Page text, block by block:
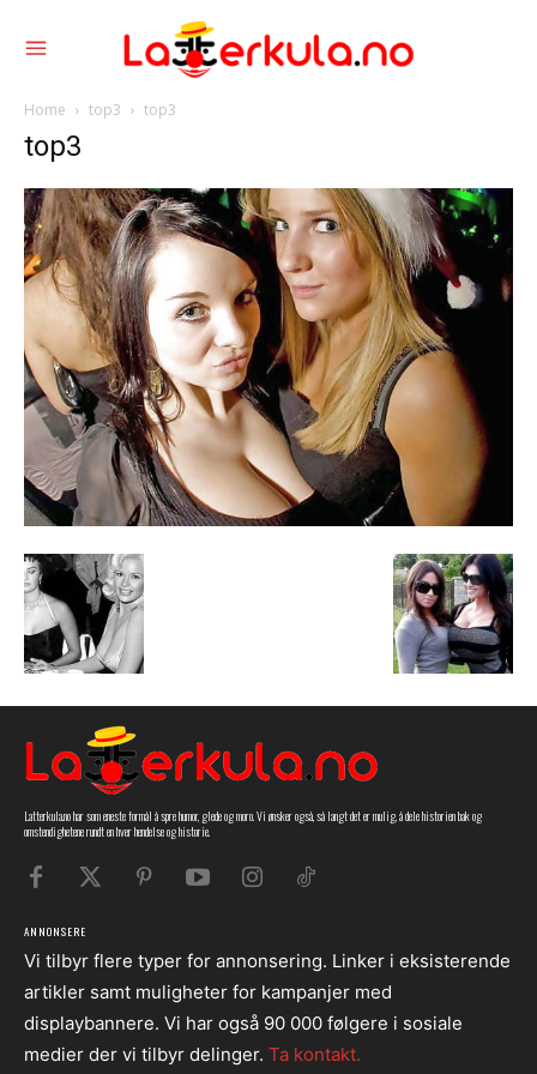
Home top3 top3
top3
Latterkula.no har som eneste formål å spre humor, glede og moro. Vi ønsker også, så langt det er mulig, å dele historien bak og
omstendighetene rundt en hver hendelse og historie.
ANNONSERE
Vi tilbyr flere typer for annonsering. Linker i eksisterende
artikler samt muligheter for kampanjer med
displaybannere. Vi har også 90 000 følgere i sosiale
medier der vi tilbyr delinger. Ta kontakt.